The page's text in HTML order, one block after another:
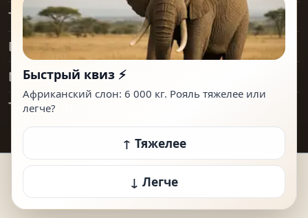
Транспорт
Предметы
Места
Технологии
© 2026 How Heavy Is It. Все права защищены.